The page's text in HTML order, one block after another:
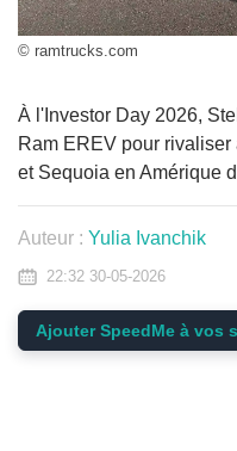
© ramtrucks.com
À l'Investor Day 2026,
Ram EREV pour
et Sequoia en Amérique
Auteur : Yulia Ivanchik
22:32 30-05-2026
Ajouter SpeedMe à vos